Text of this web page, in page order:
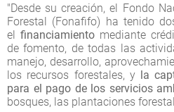
"Desde su creación, el Fondo
Forestal (Fonafifo) ha tenido
el financiamiento mediante
de fomento, de todas las
manejo, desarrollo,
los recursos forestales, y la
para el pago de los servicios
bosques, las plantaciones